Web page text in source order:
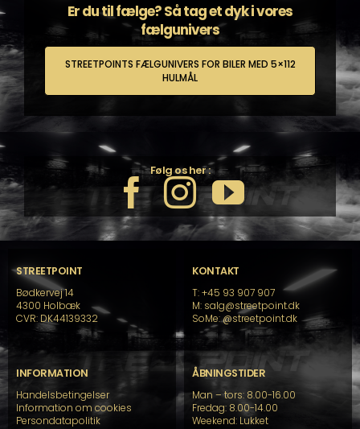
Er du til fælge? Så tag et dyk i vores
fælgunivers
STREETPOINTS FÆLGUNIVERS FOR BILER MED 5×112
HULMÅL
Følg os her :
STREETPOINT
Bødkervej 14
4300 Holbæk
CVR: DK44139332
KONTAKT
T: +45 93 907 907
M: salg@streetpoint.dk
SoMe:@streetpoint.dk
INFORMATION
Handelsbetingelser
Information om cookies
Persondatapolitik
ÅBNINGSTIDER
Man – tors: 8.00-16.00
Fredag: 8.00-14.00
Weekend: Lukket